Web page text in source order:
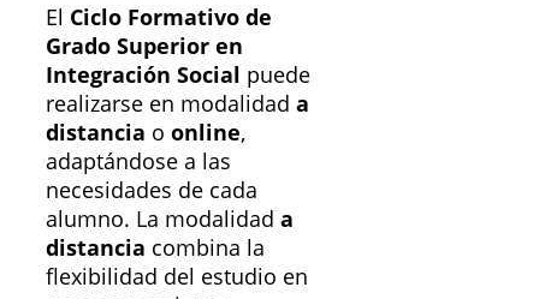
El Ciclo Formativo de
Grado Superior en
Integración Social puede
realizarse en modalidad a
distancia o online,
adaptándose a las
necesidades de cada
alumno. La modalidad a
distancia combina la
flexibilidad del estudio en